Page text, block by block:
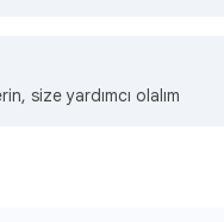
size yardımcı olalım